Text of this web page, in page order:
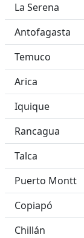
La Serena
Antofagasta
Temuco
Arica
Iquique
Rancagua
Talca
Puerto Montt
Copiapó
Chillán